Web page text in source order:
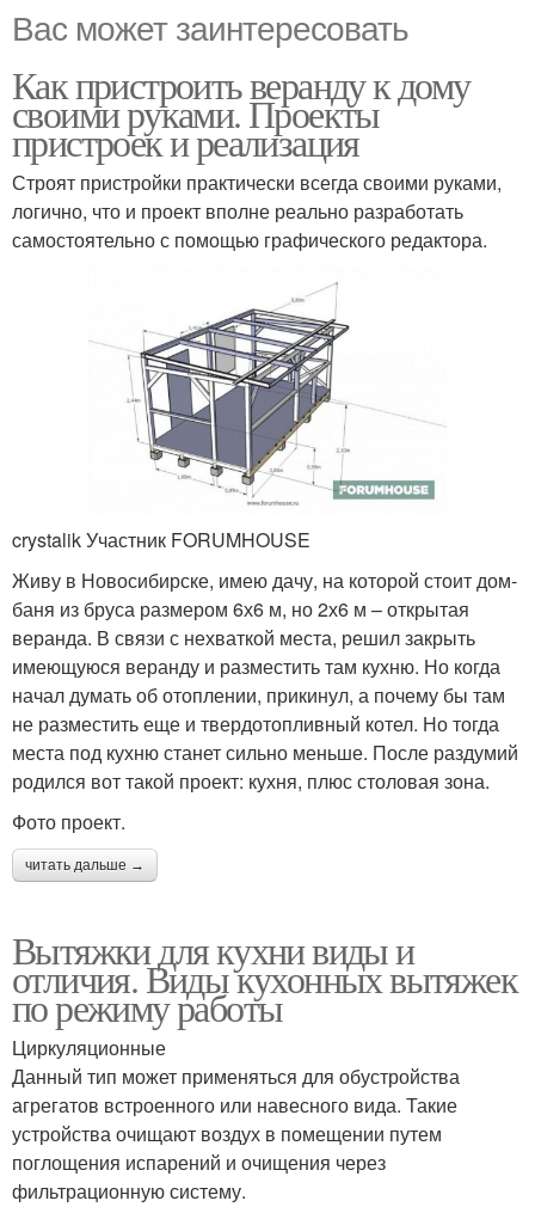
Вас может заинтересовать
Как пристроить веранду к дому
своими руками. Проекты
пристроек и реализация
Строят пристройки практически всегда своими руками,
логично, что и проект вполне реально разработать
самостоятельно с помощью графического редактора.
crystalik Участник FORUMHOUSE
Живу в Новосибирске, имею дачу, на которой стоит дом-
баня из бруса размером 6х6 м, но 2х6 м – открытая
веранда. В связи с нехваткой места, решил закрыть
имеющуюся веранду и разместить там кухню. Но когда
начал думать об отоплении, прикинул, а почему бы там
не разместить еще и твердотопливный котел. Но тогда
места под кухню станет сильно меньше. После раздумий
родился вот такой проект: кухня, плюс столовая зона.
Фото проект.
читать дальше →
Вытяжки для кухни виды и
отличия. Виды кухонных вытяжек
по режиму работы
Циркуляционные
Данный тип может применяться для обустройства
агрегатов встроенного или навесного вида. Такие
устройства очищают воздух в помещении путем
поглощения испарений и очищения через
фильтрационную систему.